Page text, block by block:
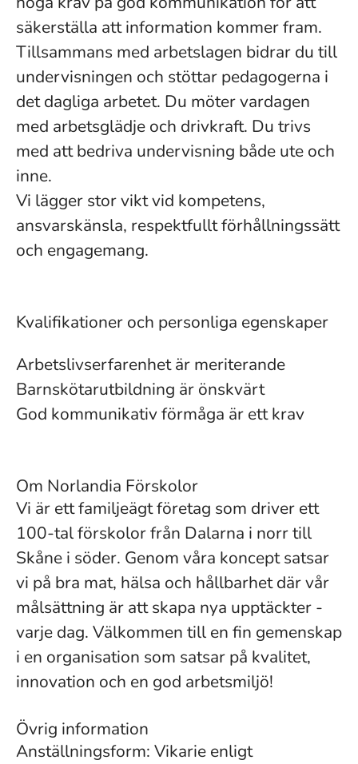
säkerställa att information kommer fram.
Tillsammans med arbetslagen bidrar du till
undervisningen och stöttar pedagogerna i
det dagliga arbetet. Du möter vardagen
med arbetsglädje och drivkraft. Du trivs
med att bedriva undervisning både ute och
inne.
Vi lägger stor vikt vid kompetens,
ansvarskänsla, respektfullt förhållningssätt
och engagemang.
Kvalifikationer och personliga egenskaper
Arbetslivserfarenhet är meriterande
Barnskötarutbildning är önskvärt
God kommunikativ förmåga är ett krav
Om Norlandia Förskolor
Vi är ett familjeägt företag som driver ett
100-tal förskolor från Dalarna i norr till
Skåne i söder. Genom våra koncept satsar
vi på bra mat, hälsa och hållbarhet där vår
målsättning är att skapa nya upptäckter -
varje dag. Välkommen till en fin gemenskap
i en organisation som satsar på kvalitet,
innovation och en god arbetsmiljö!
Övrig information
Anställningsform: Vikarie enligt